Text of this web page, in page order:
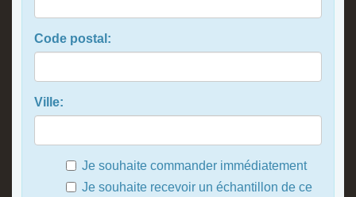
Code postal:
Ville:
Je souhaite commander immédiatement
Je souhaite recevoir un échantillon de ce